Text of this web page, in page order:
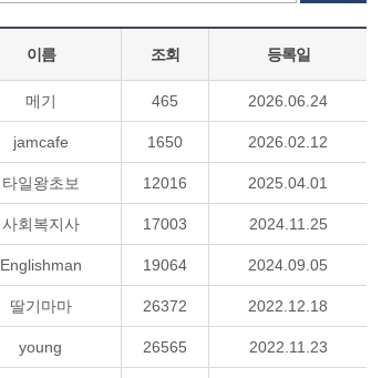
이름 조회 등록일
메기 465 2026.06.24
jamcafe 1650 2026.02.12
타일왕초보 12016 2025.04.01
사회복지사 17003 2024.11.25
Englishman 19064 2024.09.05
딸기마마 26372 2022.12.18
young 26565 2022.11.23